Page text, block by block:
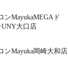
ンMayukaMEGAド
UNY大口店
ンMayuka岡崎大和店